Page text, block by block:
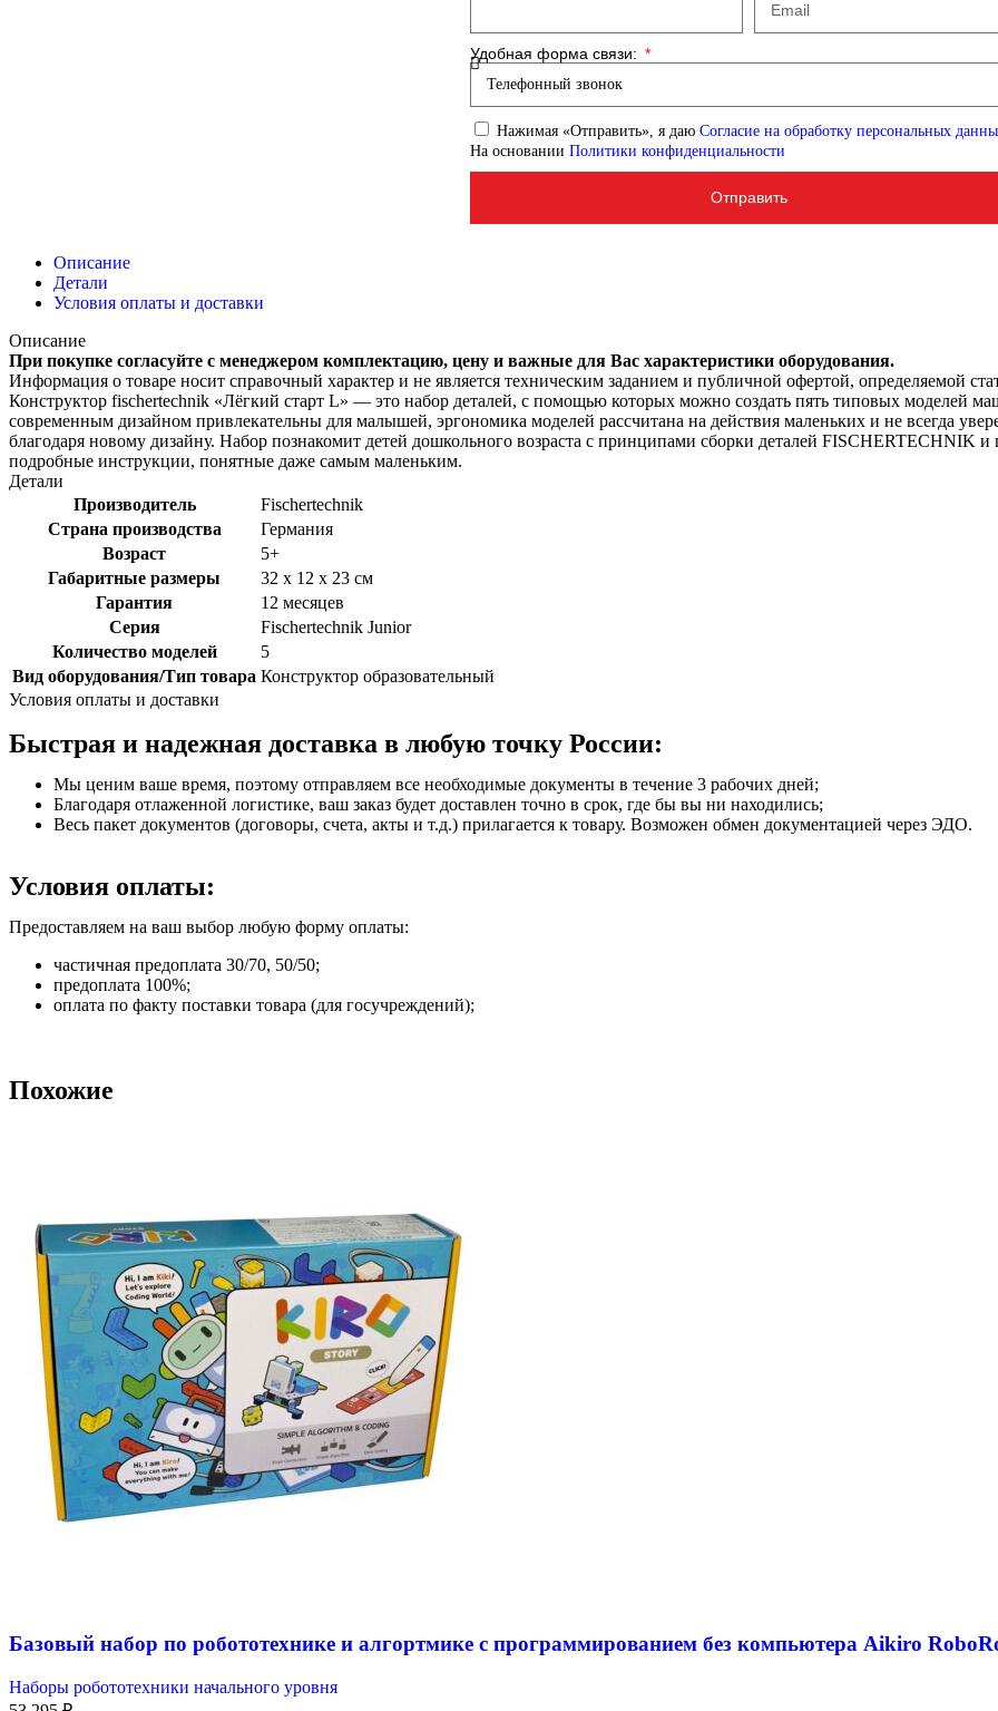
Удобная форма связи:
Нажимая «Отправить», я даю Согласие на обработку персональных
На основании Политики конфиденциальности
Отправить
Описание
Детали
Условия оплаты и доставки
Описание
При покупке согласуйте с менеджером комплектацию, цену и важные для Вас характеристики оборудования.
Информация о товаре носит справочный характер и не является техническим заданием и публичной офертой, определяемой
Конструктор fisсhertechnik «Лёгкий старт L» ― это набор деталей, с помощью которых можно создать пять типовых моделей
современным дизайном привлекательны для малышей, эргономика моделей рассчитана на действия маленьких и не всегда
благодаря новому дизайну. Набор познакомит детей дошкольного возраста с принципами сборки деталей FISCHERTECHNIK и
подробные инструкции, понятные даже самым маленьким.
Детали
Производитель
Fischertechnik
Страна производства
Германия
Возраст
5+
Габаритные размеры
32 x 12 x 23 см
Гарантия
12 месяцев
Серия
Fischertechnik Junior
Количество моделей
5
Вид оборудования/Тип товара Конструктор образовательный
Условия оплаты и доставки
Быстрая и надежная доставка в любую точку России:
Мы ценим ваше время, поэтому отправляем все необходимые документы в течение 3 рабочих дней;
Благодаря отлаженной логистике, ваш заказ будет доставлен точно в срок, где бы вы ни находились;
Весь пакет документов (договоры, счета, акты и т.д.) прилагается к товару. Возможен обмен документацией через ЭДО.
Условия оплаты:
Предоставляем на ваш выбор любую форму оплаты:
частичная предоплата 30/70, 50/50;
предоплата 100%;
оплата по факту поставки товара (для госучреждений);
Похожие
Базовый набор по робототехнике и алгортмике с программированием без компьютера Aikiro
Наборы робототехники начального уровня